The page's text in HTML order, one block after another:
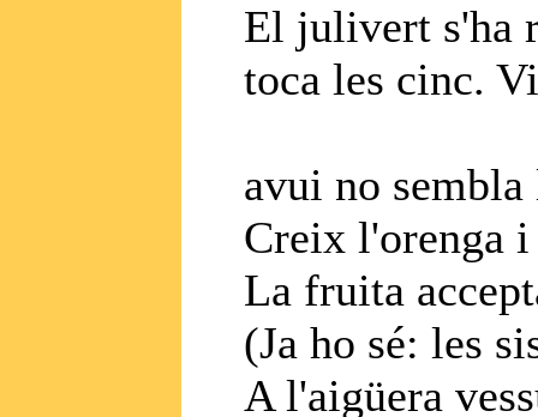
El julivert s'ha
toca les cinc.
avui no sembla
Creix l'orenga
La fruita
(Ja ho sé: les
A l'aigüera